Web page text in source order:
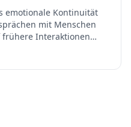
emotionale Kontinuität
mit Menschen
Interaktionen
Welt schafft.